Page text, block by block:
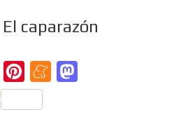
caparazón
LinkedInPinterestMeneame
Compartir